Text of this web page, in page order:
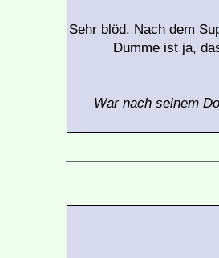
Sehr blöd. Nach dem
Dumme ist ja,
War nach seinem